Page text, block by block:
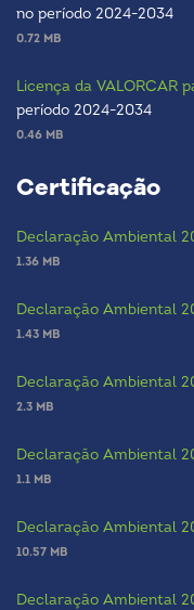
no período 2024-2034
0.72 MB
Licença da VALORCAR
período 2024-2034
0.46 MB
Certificação
Declaração Ambiental
1.36 MB
Declaração Ambiental
1.43 MB
Declaração Ambiental
2.3 MB
Declaração Ambiental
1.1 MB
Declaração Ambiental
10.57 MB
Declaração Ambiental